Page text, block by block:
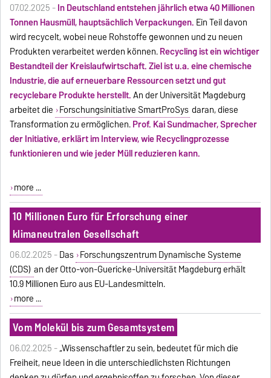
07.02.2025 -In Deutschland entstehen jährlich etwa 40 Millionen
Tonnen Hausmüll, hauptsächlich Verpackungen. Ein Teil davon
wird recycelt, wobei neue Rohstoffe gewonnen und zu neuen
Produkten verarbeitet werden können.Recycling ist ein wichtiger
Bestandteil der Kreislaufwirtschaft. Ziel ist u.a. eine chemische
Industrie, die auf erneuerbare Ressourcen setzt und gut
recyclebare Produkte herstellt.An der Universität Magdeburg
arbeitet die Forschungsinitiative SmartProSys daran, diese
Transformation zu ermöglichen.Prof. Kai Sundmacher, Sprecher
der Initiative, erklärt im Interview, wie Recyclingprozesse
funktionieren und wie jeder Müll reduzieren kann.
more ...
10 Millionen Euro für Erforschung einer
klimaneutralen Gesellschaft
06.02.2025 -Das Forschungszentrum Dynamische Systeme
(CDS) an der Otto-von-Guericke-Universität Magdeburg erhält
10.9 Millionen Euro aus EU-Landesmitteln.
more ...
Vom Molekül bis zum Gesamtsystem
06.02.2025 -„Wissenschaftler zu sein, bedeutet für mich die
Freiheit, neue Ideen in die unterschiedlichsten Richtungen